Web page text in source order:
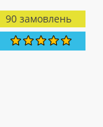
90 замовлень